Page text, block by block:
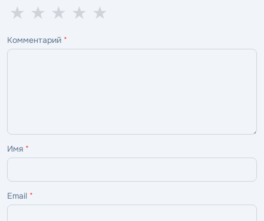
5
—
★
4
—
★
3
—
★
2
—
★
1
—
★
Комментарий *
Имя *
Email *